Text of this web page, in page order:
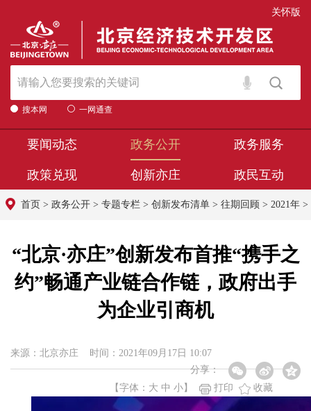
关怀版
搜本网 一网通查
要闻动态 政务公开 政务服务
政策兑现 创新亦庄 政民互动
首页 > 政务公开 > 专题专栏 > 创新发布清单 > 往期回顾 > 2021年 >
“北京·亦庄”创新发布首推“携手之
约”畅通产业链合作链，政府出手
为企业引商机
来源：北京亦庄 时间：2021年09月17日 10:07
分享：
【字体： 大 中 小 】 打印 收藏